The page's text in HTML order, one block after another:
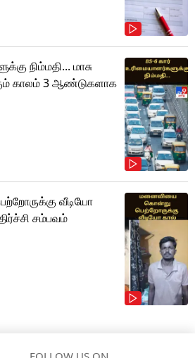
நிம்மதி... மாசு
காலம் 3 ஆண்டுகளாக
வீடியோ
சம்பவம்